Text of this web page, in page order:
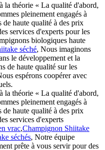
la théorie « La qualité d'abord,
pleinement engagés à
de haute qualité à des prix
services d'experts pour les
biologiques haute
séché, Nous imaginons
le développement et la
de haute qualité sur les
espérons coopérer avec
la théorie « La qualité d'abord,
pleinement engagés à
de haute qualité à des prix
services d'experts
vrac,Champignon Shiitake
séchés, Notre équipe
prête à vous servir pour des